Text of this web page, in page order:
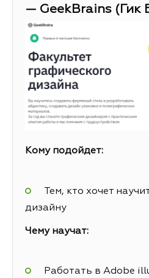
— GeekBrains (Гик
Кому подойдет:
Тем, кто хочет
дизайну
Чему научат:
Работать в Adobe